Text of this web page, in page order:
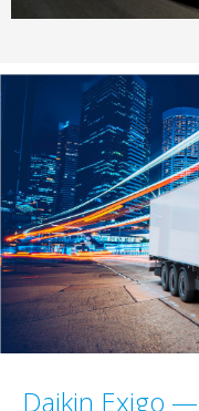
Daikin Exigo